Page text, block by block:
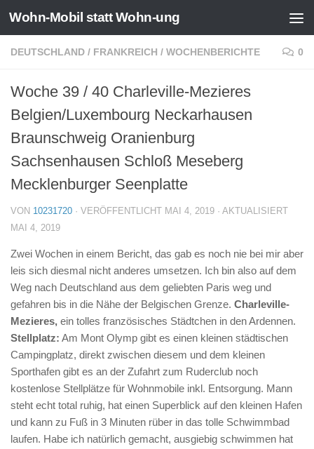
Zum Inhalt springen
Wohn-Mobil statt Wohn-ung
DEUTSCHLAND / FRANKREICH / WOCHENBERICHTE 0
Woche 39 / 40 Charleville-Mezieres
Belgien/Luxembourg Neckarhausen
Braunschweig Oranienburg
Sachsenhausen Schloß Meseberg
Mecklenburger Seenplatte
VON 10231720 · VERÖFFENTLICHT MAI 4, 2019 · AKTUALISIERT
MAI 4, 2019
Zwei Wochen in einem Bericht, das gab es noch nie bei mir aber
leis sich diesmal nicht anderes umsetzen. Ich bin also auf dem
Weg nach Deutschland aus dem geliebten Paris weg und
gefahren bis in die Nähe der Belgischen Grenze. Charleville-
Mezieres, ein tolles französisches Städtchen in den Ardennen.
Stellplatz: Am Mont Olymp gibt es einen kleinen städtischen
Campingplatz, direkt zwischen diesem und dem kleinen
Sporthafen gibt es an der Zufahrt zum Ruderclub noch
kostenlose Stellplätze für Wohnmobile inkl. Entsorgung. Mann
steht echt total ruhig, hat einen Superblick auf den kleinen Hafen
und kann zu Fuß in 3 Minuten rüber in das tolle Schwimmbad
laufen. Habe ich natürlich gemacht, ausgiebig schwimmen hat